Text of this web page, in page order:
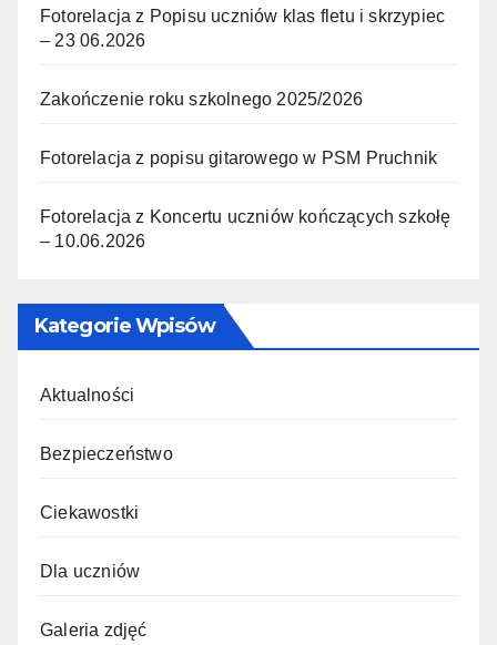
Fotorelacja z Popisu uczniów klas fletu i skrzypiec
– 23 06.2026
Zakończenie roku szkolnego 2025/2026
Fotorelacja z popisu gitarowego w PSM Pruchnik
Fotorelacja z Koncertu uczniów kończących szkołę
– 10.06.2026
Kategorie Wpisów
Aktualności
Bezpieczeństwo
Ciekawostki
Dla uczniów
Galeria zdjęć